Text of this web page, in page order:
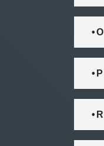
• O
• P
• R